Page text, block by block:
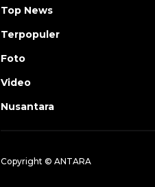
Top News
Terpopuler
Foto
Video
Nusantara
Copyright © ANTARA